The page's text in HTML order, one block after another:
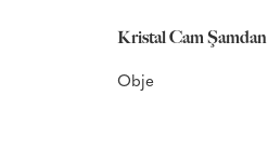
Kristal Cam Şamdan
Obje